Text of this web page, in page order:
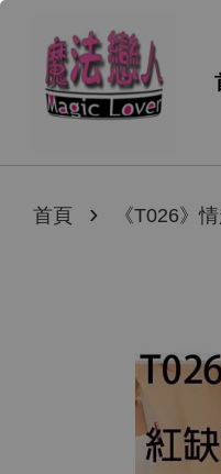
首頁 › 《T026》